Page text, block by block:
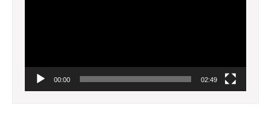
00:00 02:49